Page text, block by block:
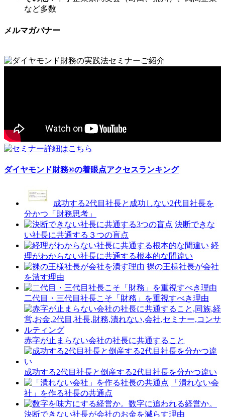
など多数
メルマガバナー
ダイヤモンド財務®の着眼点アクセスランキング
成功する2代目社長と成功しない2代目社長を
分かつ「財務思考」
決断できな
い社長に共通する３つの盲点
経
理がわからない社長に共通する根本的な間違い
裸の王様社長が会社
を潰す理由
二代目・三代目社長こそ「財務」を重視すべき理由
赤字が止まらない会社の社長に共通すること
成功する2代目社長と倒産する2代目社長を分かつ違い
「潰れない会
社」を作る社長の共通点
決断できない社長が会社のお金を減らす理由